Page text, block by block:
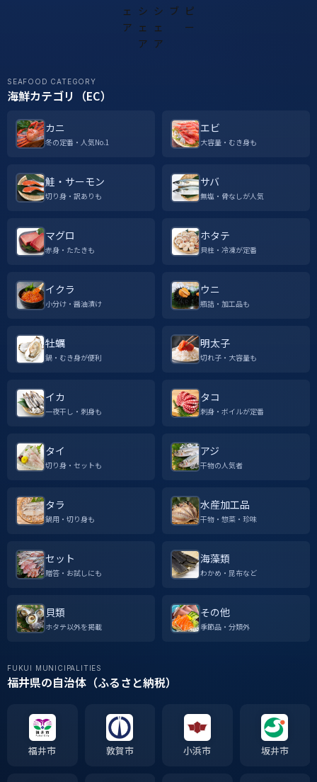
SEAFOOD CATEGORY
海鮮カテゴリ（EC）
カニ
冬の定番・人気No.1
エビ
大容量・むき身も
鮭・サーモン
切り身・訳ありも
サバ
無塩・骨なしが人気
マグロ
赤身・たたきも
ホタテ
貝柱・冷凍が定番
イクラ
小分け・醤油漬け
ウニ
瓶詰・加工品も
牡蠣
鍋・むき身が便利
明太子
切れ子・大容量も
イカ
一夜干し・刺身も
タコ
刺身・ボイルが定番
タイ
切り身・セットも
アジ
干物の人気者
タラ
鍋用・切り身も
水産加工品
干物・惣菜・珍味
セット
贈答・お試しにも
海藻類
わかめ・昆布など
貝類
ホタテ以外を掲載
その他
季節品・分類外
FUKUI MUNICIPALITIES
福井県の自治体（ふるさと納税）
福井市 敦賀市 小浜市 坂井市